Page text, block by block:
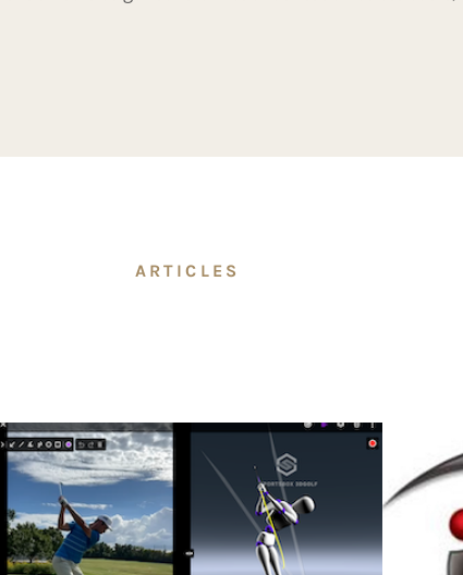
ARTICLES